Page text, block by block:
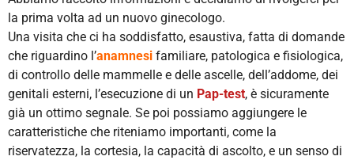
la prima volta ad un nuovo ginecologo.
Una visita che ci ha soddisfatto, esaustiva, fatta di domande
che riguardino l’anamnesi familiare, patologica e fisiologica,
di controllo delle mammelle e delle ascelle, dell’addome, dei
genitali esterni, l’esecuzione di un Pap-test, è sicuramente
già un ottimo segnale. Se poi possiamo aggiungere le
caratteristiche che riteniamo importanti, come la
riservatezza, la cortesia, la capacità di ascolto, e un senso di